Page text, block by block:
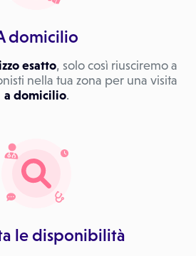
domicilio
esatto, solo così riusciremo a
nella tua zona per una visita
a domicilio.
le disponibilità